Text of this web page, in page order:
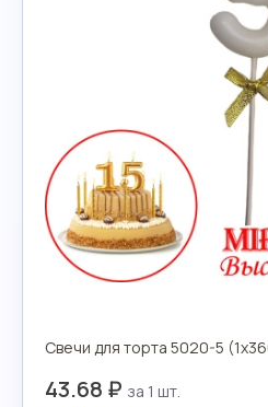
Свечи для торта 5020-5
43.68 ₽